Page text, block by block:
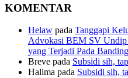
KOMENTAR
Helaw pada Tanggapi
Advokasi BEM SV
yang Terjadi Pada
Breve pada Subsidi sih,
Halima pada Subsidi sih,